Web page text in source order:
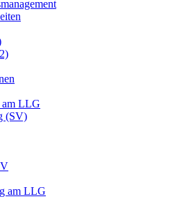
am LLG
(SV)
am LLG